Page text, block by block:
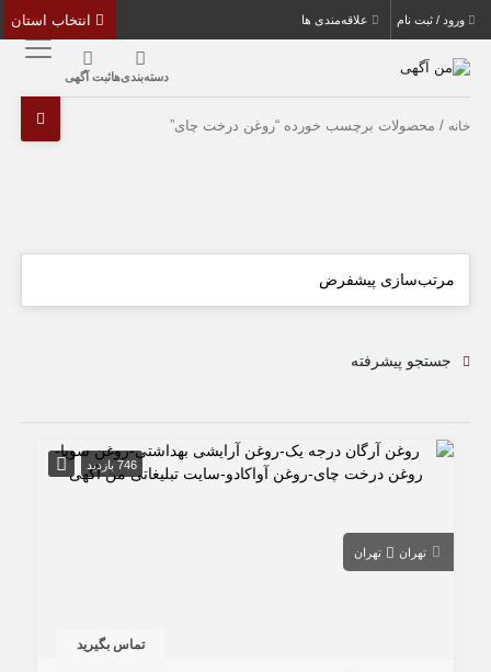
ورود / ثبت نام علاقه‌مندی ها
دسته‌بندی‌هاثبت آگهی
خانه / محصولات برچسب خورده “روغن درخت چای”
جستجو پیشرفته
746 بازدید
تهران تهران
تماس بگیرید